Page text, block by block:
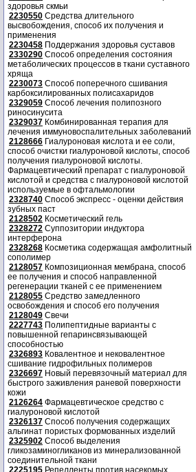
здоровья скмьи
2230550 Средства длительного
высвобождения, способ их получения и
применения
2230458 Поддержания здоровья суставов
2330290 Способ определения состояния
метаболических процессов в ткани суставного
хряща
2230073 Способ поперечного сшивания
карбоксилированных полисахаридов
2329059 Способ лечения полипозного
риносинусита
2329037 Комбинированная терапия для
лечения иммуновоспалительных заболеваний
2128666 Гиалуроновая кислота и ее соли,
способ очистки гиалуроновой кислоты, способ
получения гиалуроновой кислоты.
Фармацевтический препарат с гиалуроновой
кислотой и средства с гиалуроновой кислотой
используемые в офтальмологии
2328740 Способ экспресс - оценки действия
зубных паст
2128502 Косметический гель
2328272 Суппозитории индуктора
интерферона
2328268 Косметика содержащая амфолитный
сополимер
2128057 Композиционная мембрана, способ
ее получения и способ направленной
регенерации тканей с ее применением
2128055 Средство замедленного
освобождения и способ его получения
2128049 Свечи
2227743 Полипептидные варианты с
повышенной гепаринсвязывающей
способностью
2326893 Ковалентное и нековалентное
сшивание гидрофильных полимеров
2326697 Новый перевязочный материал для
быстрого заживления раневой поверхности
кожи
2126264 Фармацевтическое средство с
гиалуроновой кислотой
2326137 Способ получения содержащих
альгинат пористых формованных изделий
2325902 Способ выделения
гликозаминогликанов из минерализованной
соединительной ткани
2225195 Репелленты против насекомых